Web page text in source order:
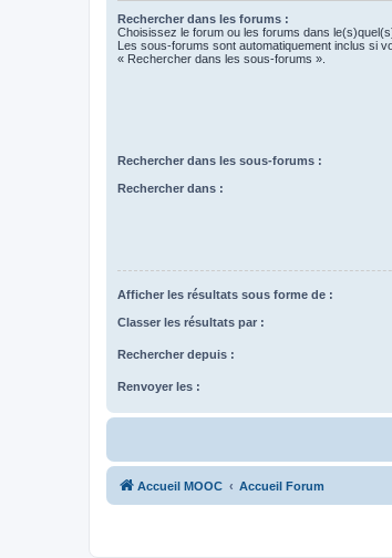
Rechercher dans les forums :
Choisissez le forum ou les forums dans
Les sous-forums sont automatiquement inclus si
« Rechercher dans les sous-forums ».
Rechercher dans les sous-forums :
Rechercher dans :
Afficher les résultats sous forme de :
Classer les résultats par :
Rechercher depuis :
Renvoyer les :
Accueil MOOC Accueil Forum